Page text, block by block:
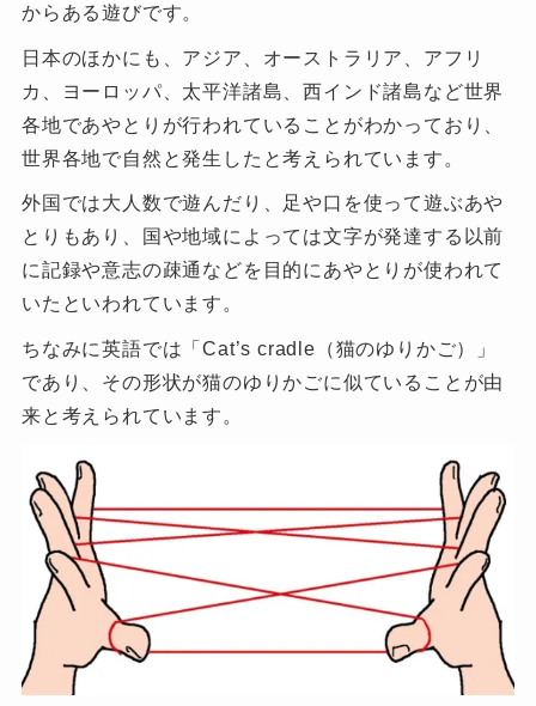
からある遊びです。
日本のほかにも、アジア、オーストラリア、アフリ
カ、ヨーロッパ、太平洋諸島、西インド諸島など世界
各地であやとりが行われていることがわかっており、
世界各地で自然と発生したと考えられています。
外国では大人数で遊んだり、足や口を使って遊ぶあや
とりもあり、国や地域によっては文字が発達する以前
に記録や意志の疎通などを目的にあやとりが使われて
いたといわれています。
ちなみに英語では「Cat’s cradle（猫のゆりかご）」
であり、その形状が猫のゆりかごに似ていることが由
来と考えられています。